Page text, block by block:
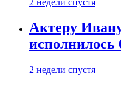
Актеру
исполнилось
2 недели спустя